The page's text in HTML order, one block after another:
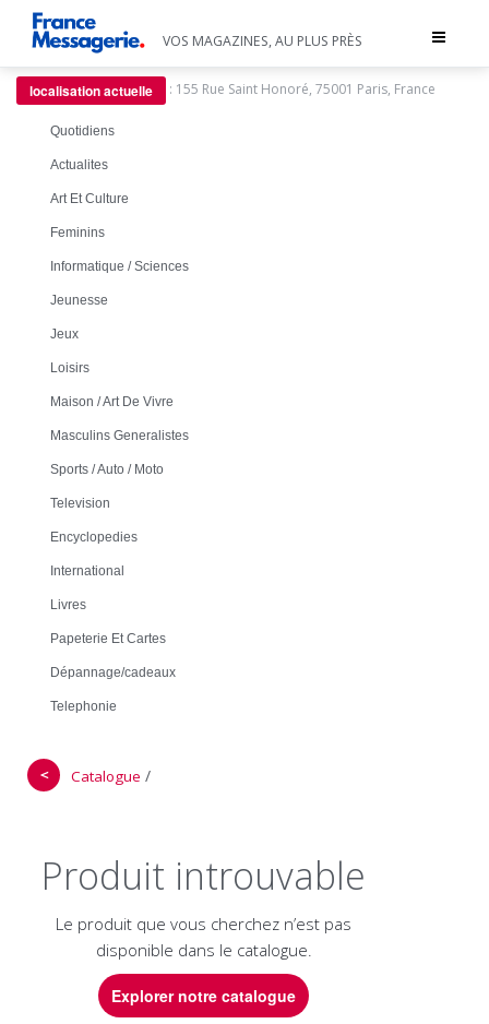
Toggle
VOS MAGAZINES, AU PLUS PRÈS
localisation actuelle : 155 Rue Saint Honoré, 75001 Paris, France
Quotidiens
Actualites
Art Et Culture
Feminins
Informatique / Sciences
Jeunesse
Jeux
Loisirs
Maison / Art De Vivre
Masculins Generalistes
Sports / Auto / Moto
Television
Encyclopedies
International
Livres
Papeterie Et Cartes
Dépannage/cadeaux
Telephonie
＜ Catalogue /
Produit introuvable
Le produit que vous cherchez n’est pas
disponible dans le catalogue.
Explorer notre catalogue